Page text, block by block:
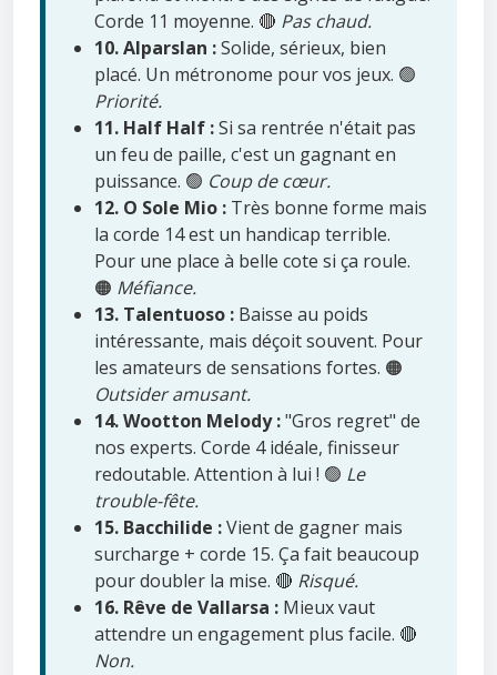
Corde 11 moyenne. 🔴 Pas chaud.
10. Alparslan :Solide, sérieux, bien
placé. Un métronome pour vos jeux. 🟢
Priorité.
11. Half Half :Si sa rentrée n'était pas
un feu de paille, c'est un gagnant en
puissance. 🟢 Coup de cœur.
12. O Sole Mio : Très bonne forme mais
la corde 14 est un handicap terrible.
Pour une place à belle cote si ça roule.
🟠 Méfiance.
13. Talentuoso : Baisse au poids
intéressante, mais déçoit souvent. Pour
les amateurs de sensations fortes. 🟠
Outsider amusant.
14. Wootton Melody :"Gros regret" de
nos experts. Corde 4 idéale, finisseur
redoutable. Attention à lui ! 🟢 Le
trouble-fête.
15. Bacchilide :Vient de gagner mais
surcharge + corde 15. Ça fait beaucoup
pour doubler la mise. 🔴 Risqué.
16. Rêve de Vallarsa : Mieux vaut
attendre un engagement plus facile. 🔴
Non.